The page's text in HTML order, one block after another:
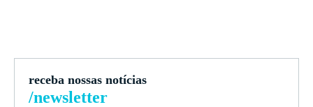
receba nossas notícias
/newsletter